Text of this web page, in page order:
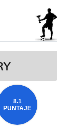
8.1
PUNTAJE